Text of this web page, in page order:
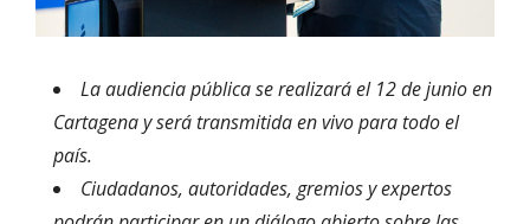
La audiencia pública se realizará el 12 de junio en
Cartagena y será transmitida en vivo para todo el
país.
Ciudadanos, autoridades, gremios y expertos